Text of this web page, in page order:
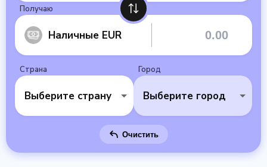
Получаю
Наличные EUR
Страна
Выберите страну
Город
Выберите город
Очистить